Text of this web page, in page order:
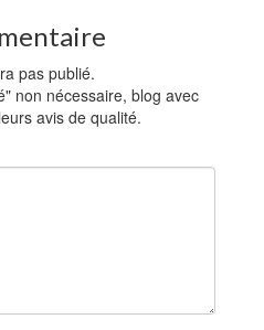
pas publié.
non nécessaire, blog avec
avis de qualité.